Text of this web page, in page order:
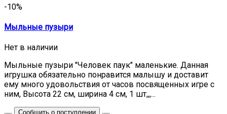
-10%
Мыльные пузыри
Нет в наличии
Мыльные пузыри "Человек паук" маленькие. Данная
игрушка обязательно понравится малышу и доставит
ему много удовольствия от часов посвященных игре с
ним, Высота 22 см, ширина 4 см, 1 шт,,,...
Сообщить о поступлении